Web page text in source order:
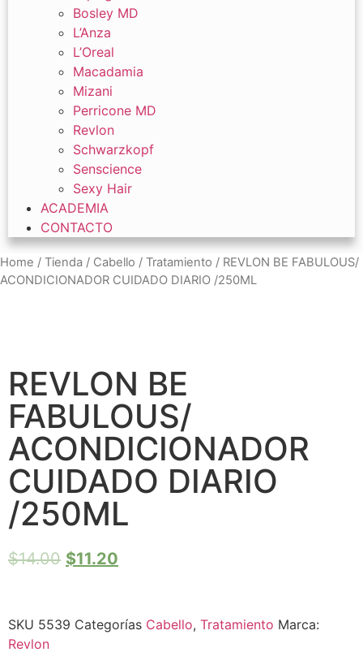
Bosley MD
L’Anza
L’Oreal
Macadamia
Mizani
Perricone MD
Revlon
Schwarzkopf
Senscience
Sexy Hair
ACADEMIA
CONTACTO
Home / Tienda / Cabello / Tratamiento / REVLON BE FABULOUS/
ACONDICIONADOR CUIDADO DIARIO /250ML
REVLON BE
FABULOUS/
ACONDICIONADOR
CUIDADO DIARIO
/250ML
$14.00 $11.20
SKU 5539 Categorías Cabello, Tratamiento Marca:
Revlon